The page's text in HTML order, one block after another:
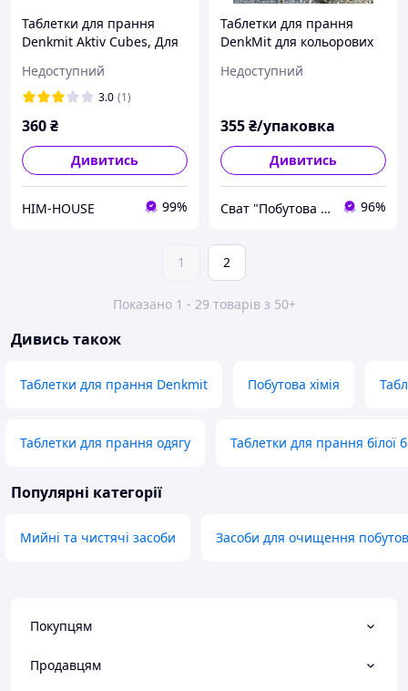
Таблетки для прання
Denkmit Aktiv Cubes, Для
Недоступний
3.0 (1)
360₴
Дивитись
HIM-HOUSE 99%
Таблетки для прання
DenkMit для кольорових
Недоступний
355₴/упаковка
Дивитись
Сват "Побутова хімія" 96%
1 2
Показано 1 - 29 товарів з 50+
Дивись також
Таблетки для прання Denkmit Побутова хімія
Таблетки для прання одягу Таблетки для прання білої
Популярні категорії
Мийні та чистячі засоби Засоби для очищення
Покупцям
Продавцям